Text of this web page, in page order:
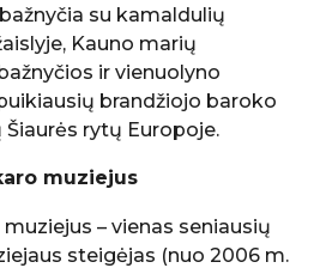
su kamaldulių
Kauno marių
ir vienuolyno
brandžiojo baroko
rytų Europoje.
muziejus
– vienas seniausių
steigėjas (nuo 2006 m.